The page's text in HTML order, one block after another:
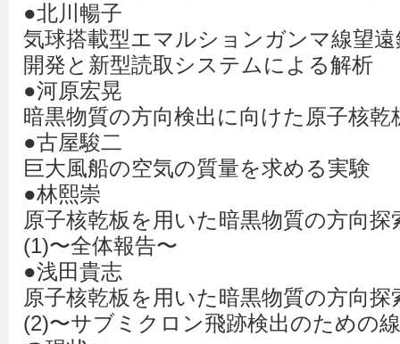
●北川暢子
気球搭載型エマルションガンマ線望
開発と新型読取システムによる解析
●河原宏晃
暗黒物質の方向検出に向けた原子核
●古屋駿二
巨大風船の空気の質量を求める実験
●林熙崇
原子核乾板を用いた暗黒物質の方向探
(1)〜全体報告〜
●浅田貴志
原子核乾板を用いた暗黒物質の方向探
(2)〜サブミクロン飛跡検出のための